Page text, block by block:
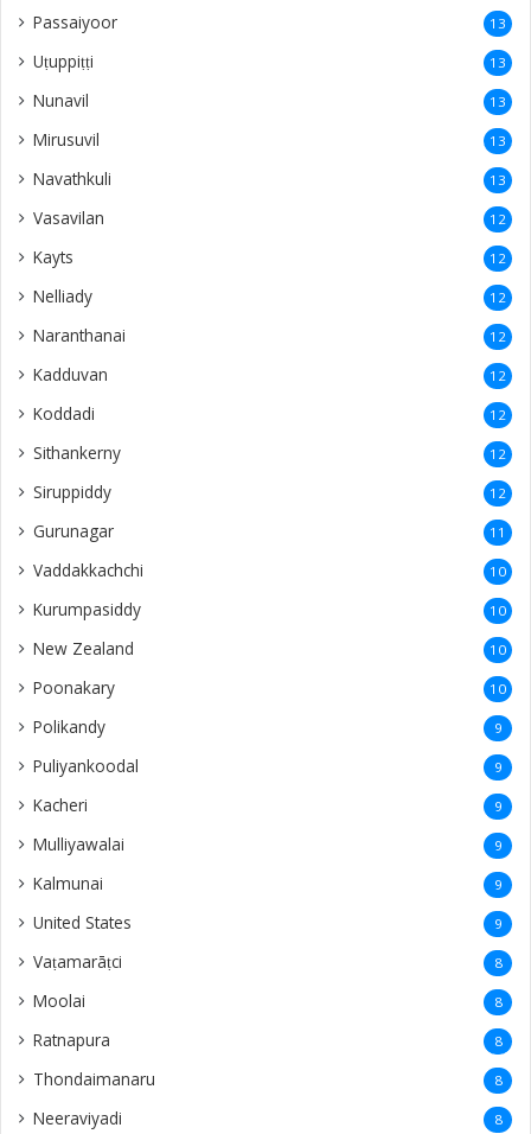
Passaiyoor 13
Uṭuppiṭṭi 13
Nunavil 13
Mirusuvil 13
Navathkuli 13
Vasavilan 12
Kayts 12
Nelliady 12
Naranthanai 12
Kadduvan 12
Koddadi 12
Sithankerny 12
Siruppiddy 12
Gurunagar 11
Vaddakkachchi 10
Kurumpasiddy 10
New Zealand 10
Poonakary 10
Polikandy 9
Puliyankoodal 9
Kacheri 9
Mulliyawalai 9
Kalmunai 9
United States 9
Vaṭamarāṭci 8
Moolai 8
Ratnapura 8
Thondaimanaru 8
Neeraviyadi 8